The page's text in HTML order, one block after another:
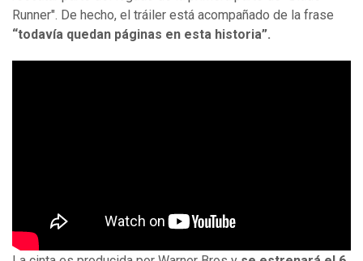
Runner". De hecho, el tráiler está acompañado de la frase
“todavía quedan páginas en esta historia”.